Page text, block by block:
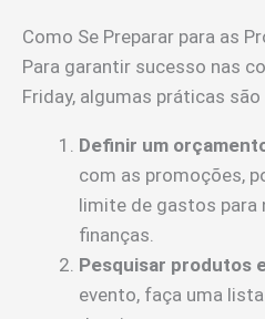
Como Se Preparar para as
Para garantir sucesso nas
Friday, algumas práticas
Definir um
com as promoções,
limite de gastos para
finanças.
Pesquisar produtos
evento, faça uma